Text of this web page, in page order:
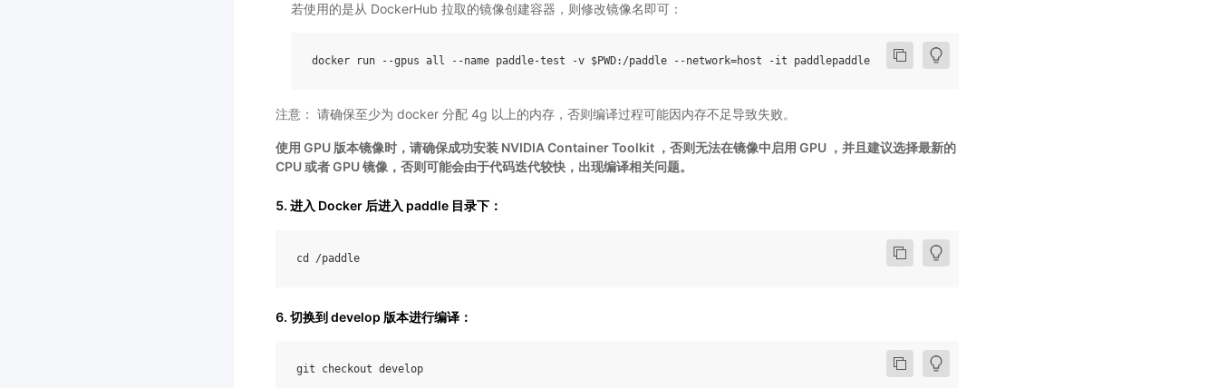
若使用的是从 DockerHub 拉取的镜像创建容器，则修改镜像名即可：
注意： 请确保至少为 docker 分配 4g 以上的内存，否则编译过程可能因内存不足导致失败。
使用 GPU 版本镜像时，请确保成功安装 NVIDIA Container Toolkit ，否则无法在镜像中启用 GPU ，并且建议选择最新的
CPU 或者 GPU 镜像，否则可能会由于代码迭代较快，出现编译相关问题。
5. 进入 Docker 后进入 paddle 目录下：
cd /paddle
6. 切换到 develop 版本进行编译：
git checkout develop